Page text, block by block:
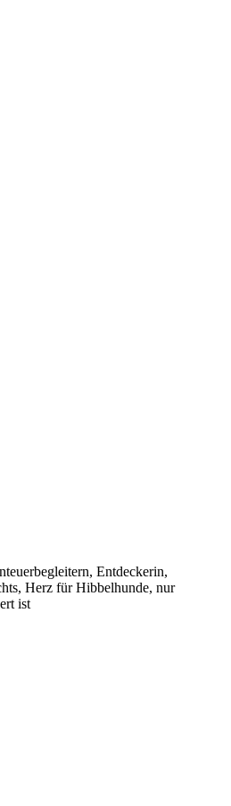
Entdeckerin,
Herz für Hibbelhunde, nur
ist